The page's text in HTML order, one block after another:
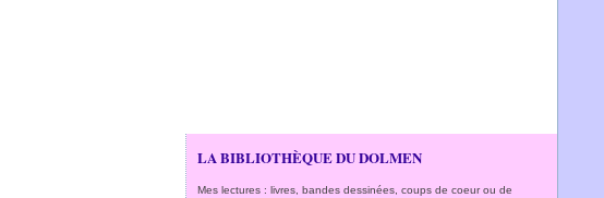
LA BIBLIOTHÈQUE DU DOLMEN
Mes lectures : livres, bandes dessinées, coups de coeur ou de